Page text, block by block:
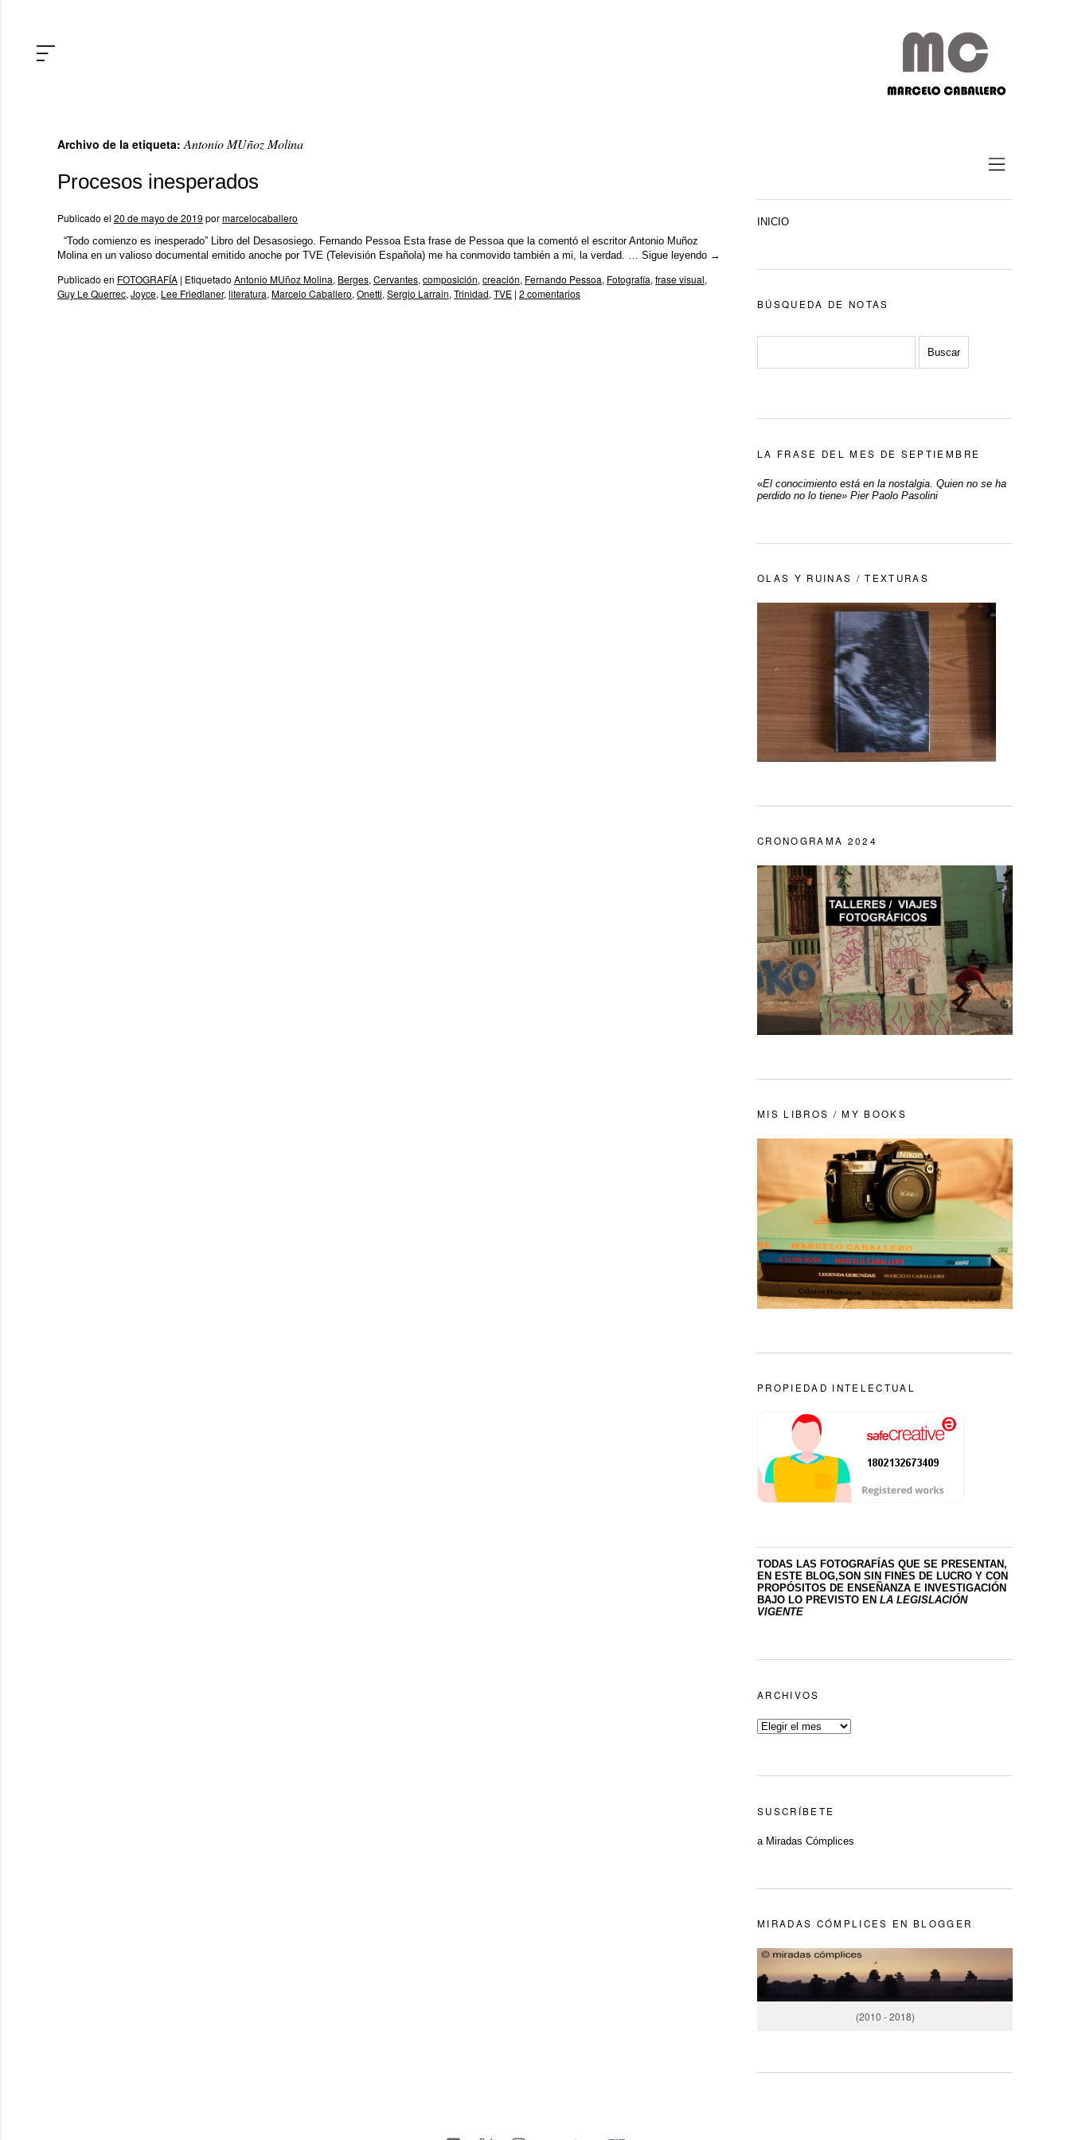
Archivo de la etiqueta:Antonio MUñoz Molina
Procesos inesperados
Publicado el 20 de mayo de 2019 pormarcelocaballero
“Todo comienzo es inesperado” Libro del Desasosiego. Fernando Pessoa Esta frase de Pessoa que la comentó el escritor Antonio Muñoz
Molina en un valioso documental emitido anoche por TVE (Televisión Española) me ha conmovido también a mi, la verdad. … Sigue leyendo →
Publicado en FOTOGRAFÍA | Etiquetado Antonio MUñoz Molina, Berges, Cervantes, composición, creación, Fernando Pessoa, Fotografía, frase visual,
Guy Le Querrec, Joyce, Lee Friedlaner, literatura, Marcelo Caballero, Onetti, Sergio Larrain, Trinidad, TVE | 2 comentarios
INICIO
BÚSQUEDA DE NOTAS
LA FRASE DEL MES DE SEPTIEMBRE
«El conocimiento está en la nostalgia. Quien no se ha
perdido no lo tiene» Pier Paolo Pasolini
OLAS Y RUINAS / TEXTURAS
CRONOGRAMA 2024
MIS LIBROS / MY BOOKS
PROPIEDAD INTELECTUAL
TODAS LAS FOTOGRAFÍAS QUE SE PRESENTAN,
EN ESTE BLOG,SON SIN FINES DE LUCRO Y CON
PROPÓSITOS DE ENSEÑANZA E INVESTIGACIÓN
BAJO LO PREVISTO EN LA LEGISLACIÓN
VIGENTE
ARCHIVOS
SUSCRÍBETE
a Miradas Cómplices
MIRADAS CÓMPLICES EN BLOGGER
(2010 - 2018)